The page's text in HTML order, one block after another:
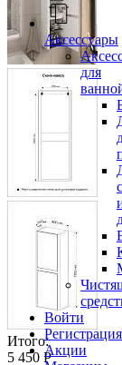
Аксессуары
для
Войти
Регистрация
Акции
Итого:
5 450 Р